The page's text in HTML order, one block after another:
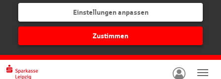
Einstellungen anpassen
Zustimmen